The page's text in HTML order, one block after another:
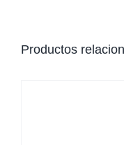
Productos